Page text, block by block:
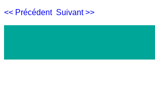
<< Précédent Suivant >>